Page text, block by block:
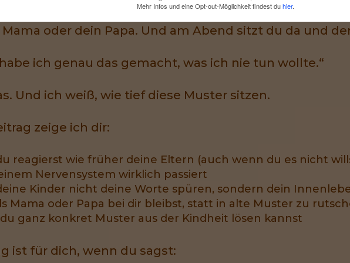
oder dein Papa. Und am Abend sitzt du da und
ich genau das gemacht, was ich nie tun wollte.“
Und ich weiß, wie tief diese Muster sitzen.
zeige ich dir:
reagierst wie früher deine Eltern (auch wenn du es nicht
Nervensystem wirklich passiert
Kinder nicht deine Worte spüren, sondern dein
Mama oder Papa bei dir bleibst, statt in alte Muster zu
ganz konkret Muster aus der Kindheit lösen kannst
ist für dich, wenn du sagst:
Mehr Infos und eine Opt-out-Möglichkeit findest duhier.